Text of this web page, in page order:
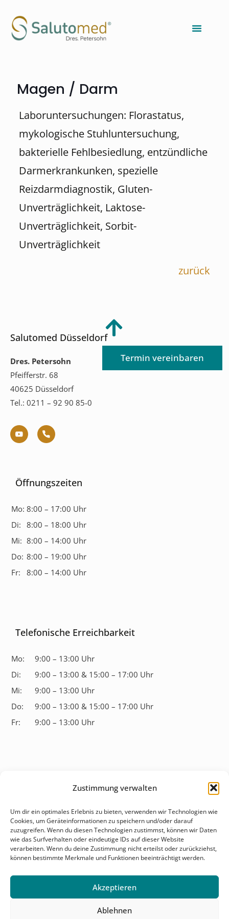
Zustimmung verwalten
Um dir ein optimales Erlebnis zu bieten, verwenden wir Technologien wie
Cookies, um Geräteinformationen zu speichern und/oder darauf
zuzugreifen. Wenn du diesen Technologien zustimmst, können wir Daten
wie das Surfverhalten oder eindeutige IDs auf dieser Website
verarbeiten. Wenn du deine Zustimmung nicht erteilst oder zurückziehst,
können bestimmte Merkmale und Funktionen beeinträchtigt werden.
Akzeptieren
Ablehnen
Termin vereinbaren
Magen / Darm
Laboruntersuchungen: Florastatus,
mykologische Stuhluntersuchung,
bakterielle Fehlbesiedlung, entzündliche
Darmerkrankunken, spezielle
Reizdarmdiagnostik, Gluten-
Unverträglichkeit, Laktose-
Unverträglichkeit, Sorbit-
Unverträglichkeit
zurück
Salutomed Düsseldorf
Dres. Petersohn
Pfeifferstr. 68
40625 Düsseldorf
Tel.: 0211 – 92 90 85-0
Öffnungszeiten
Mo: 8:00 – 17:00 Uhr
Di: 8:00 – 18:00 Uhr
Mi: 8:00 – 14:00 Uhr
Do: 8:00 – 19:00 Uhr
Fr:
8:00 – 14:00 Uhr
Telefonische Erreichbarkeit
Mo:
9:00 – 13:00 Uhr
Di:
9:00 – 13:00 & 15:00 – 17:00 Uhr
Mi:
9:00 – 13:00 Uhr
Do:
9:00 – 13:00 & 15:00 – 17:00 Uhr
Fr:
9:00 – 13:00 Uhr
Behandlungsfelder
Karriere